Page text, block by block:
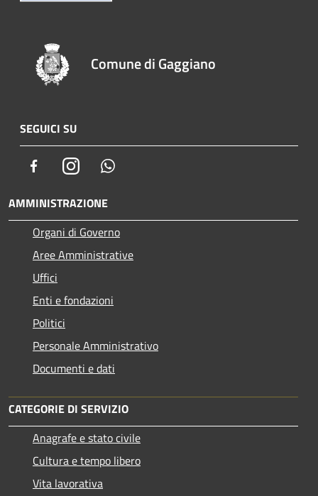
Comune di Gaggiano
SEGUICI SU
FacebookInstagram
AMMINISTRAZIONE
Organi di Governo
Aree Amministrative
Uffici
Enti e fondazioni
Politici
Personale Amministrativo
Documenti e dati
CATEGORIE DI SERVIZIO
Anagrafe e stato civile
Cultura e tempo libero
Vita lavorativa